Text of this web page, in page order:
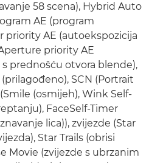
58 scena), Hybrid Auto
AE (program
priority AE (autoekspozicija
priority AE
prednošću otvora blende),
SCN (Portrait
(osmijeh), Wink Self-
FaceSelf-Timer
lica)), zvijezde (Star
Star Trails (obrisi
Movie (zvijezde s ubrzanim